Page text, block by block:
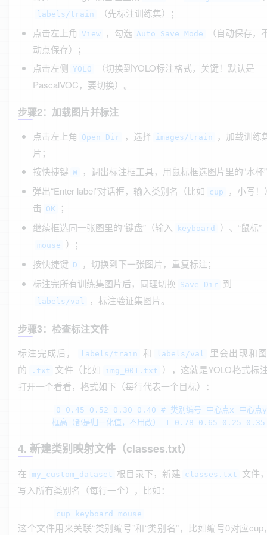
labels/train
（先标注训练集）；
点击左上角
View ，勾选 Auto Save Mode
（自动保存，
动点保存）；
点击左侧 YOLO
（切换到YOLO标注格式，关键！默认是
PascalVOC，要切换）。
步骤2：加载图片并标注
点击左上角 Open Dir ，选择 images/train
，加载训练
片；
按快捷键 W
，调出标注框工具，用鼠标框选图片里的“水杯
弹出“Enter label”对话框，输入类别名（比如 cup
，小写
击 OK
；
继续框选同一张图里的“键盘”（输入
keyboard ）、“鼠标”
mouse
）；
按快捷键 D
，切换到下一张图片，重复标注；
标注完所有训练集图片后，同理切换 Save Dir 到
labels/val ，标注验证集图片。
步骤3：检查标注文件
标注完成后， labels/train 和 labels/val
里会出现和
的
.txt 文件（比如 img_001.txt ），这就是YOLO格式标
打开一个看看，格式如下（每行代表一个目标）：
0 0.45 0.52 0.30 0.40 # 类别编号 中心点x 中心点
框高（都是归一化值，不用改） 1 0.78 0.65 0.25 0.35
4. 新建类别映射文件（classes.txt）
在 my_custom_dataset 根目录下，新建 classes.txt
文件
写入所有类别名（每行一个），比如：
cup keyboard mouse
这个文件用来关联“类别编号”和“类别名”，比如编号0对应cup